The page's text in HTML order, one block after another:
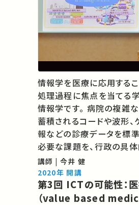
情報学を医療に応用する
処理過程に焦点を当て
情報学です。 病院の複雑
蓄積されるコードや波形
報などの診療データを標
必要な課題を、行政の具
ながら解説していきます。 ★あなたのシェアが、ほ
かの誰かの学びに繋がるかもし
入りの講義・講演があれ
講師 | 今井 健
2020年 開講
第3回 ICTの可能性：医療の価値を最大限に
（value based